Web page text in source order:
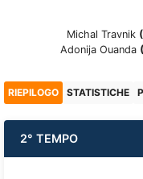
Michal Travnik
Adonija Ouanda
RIEPILOGO STATISTICHE
2° TEMPO